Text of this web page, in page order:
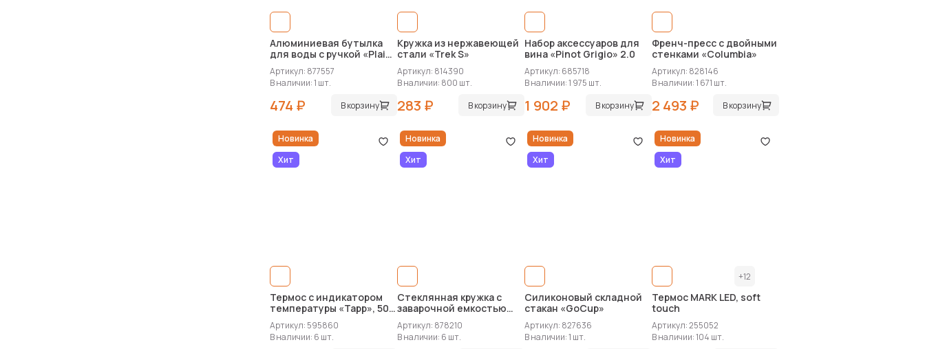
Алюминиевая бутылка
для воды с ручкой «Plain
Alu», 650 мл
Артикул: 877557
В наличии: 1 шт.
474 ₽ В корзину
Кружка из нержавеющей
стали «Trek S»
Артикул: 814390
В наличии: 800 шт.
283 ₽ В корзину
Набор аксессуаров для
вина «Pinot Grigio» 2.0
Артикул: 685718
В наличии: 1 975 шт.
1 902 ₽ В корзину
Френч-пресс с двойными
стенками «Columbia»
Артикул: 828146
В наличии: 1 671 шт.
2 493 ₽ В корзину
Новинка
Хит
Термос с индикатором
температуры «Tapp», 500
мл
Артикул: 595860
В наличии: 6 шт.
Новинка
Хит
Стеклянная кружка с
заварочной емкостью
«Milfoil»
Артикул: 878210
В наличии: 6 шт.
Новинка
Хит
Силиконовый складной
стакан «GoCup»
Артикул: 827636
В наличии: 1 шт.
Новинка
Хит
+12
Термос MARK LED, soft
touch
Артикул: 255052
В наличии: 104 шт.